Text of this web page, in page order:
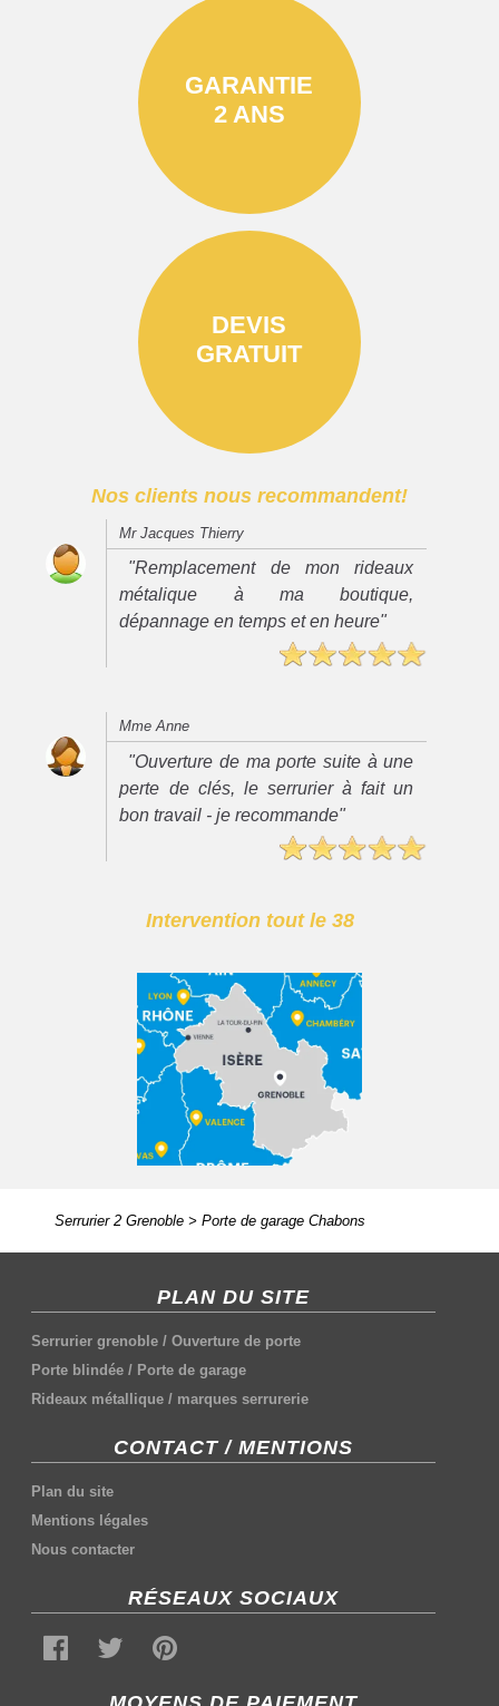
GARANTIE
2 ANS
DEVIS
GRATUIT
Nos clients nous recommandent!
Mr Jacques Thierry
"Remplacement de mon rideaux
métalique à ma boutique,
dépannage en temps et en heure"
Mme Anne
"Ouverture de ma porte suite à une
perte de clés, le serrurier à fait un
bon travail - je recommande"
Intervention tout le 38
Serrurier 2 Grenoble> Porte de garage Chabons
PLAN DU SITE
Serrurier grenoble /Ouverture de porte
Porte blindée / Porte de garage
Rideaux métallique / marques serrurerie
CONTACT / MENTIONS
Plan du site
Mentions légales
Nous contacter
RÉSEAUX SOCIAUX